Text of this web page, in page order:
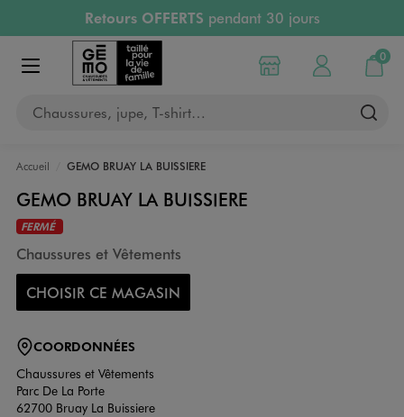
Aller au contenu principal
Aller à la navigationRetours OFFERTS pendant 30 jours
PAYEZ EN 3x SANS FRAISdès 50€
RÉSERVATION GRATUITE
4h en magasin
RETRAIT ET LIVRAISON OFFERTEen magasin
Afficher le menu
Chaussures, jupe, T-shirt…
Choisir mon magasin
Mon compte
0
Mon
Accueil GEMO BRUAY LA BUISSIERE
GEMO BRUAY LA BUISSIERE
FERMÉ
Chaussures et Vêtements
CHOISIR CE MAGASIN
COORDONNÉES
Chaussures et Vêtements
Parc De La Porte
62700 Bruay La Buissiere